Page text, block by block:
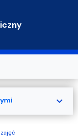
expand_more